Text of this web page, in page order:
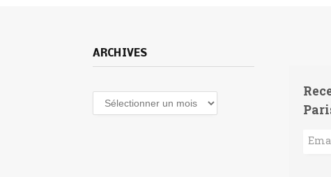
ARCHIVES
Archives